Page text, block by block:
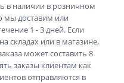
в наличии в розничном
мы доставим или
1 - 3 дней. Если
складах или в магазине,
может составить 8
заказы клиентам как
отправляются в